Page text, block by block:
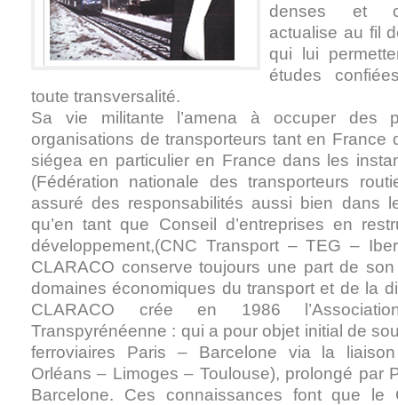
denses et
actualise au fil
qui lui
études
toute transversalité.
Sa vie militante l’amena à occuper des
organisations de transporteurs tant en France
siégea en particulier en France dans les
(Fédération nationale des transporteurs
assuré des responsabilités aussi bien dans
qu’en tant que Conseil d’entreprises en
développement,(CNC Transport – TEG –
CLARACO conserve toujours une part de
domaines économiques du transport et de la
CLARACO crée en 1986
Transpyrénéenne : qui a pour objet initial de
ferroviaires Paris – Barcelone via la
Orléans – Limoges – Toulouse), prolongé par
Barcelone. Ces connaissances font que le